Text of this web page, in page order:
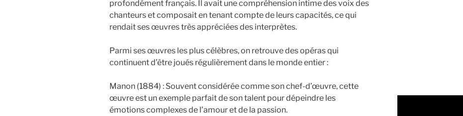
profondément français. Il avait une compréhension intime des voix des
chanteurs et composait en tenant compte de leurs capacités, ce qui
rendait ses œuvres très appréciées des interprètes.
Parmi ses œuvres les plus célèbres, on retrouve des opéras qui
continuent d’être joués régulièrement dans le monde entier :
Manon (1884) : Souvent considérée comme son chef-d’œuvre, cette
œuvre est un exemple parfait de son talent pour dépeindre les
émotions complexes de l’amour et de la passion.